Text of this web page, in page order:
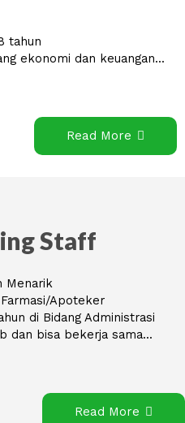
tahun
ekonomi dan keuangan...
Read More
Staff
Menarik
Farmasi/Apoteker
di Bidang Administrasi
dan bisa bekerja sama...
Read More